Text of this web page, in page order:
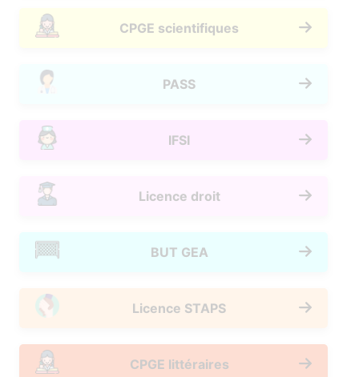
CPGE scientifiques
PASS
IFSI
Licence droit
BUT GEA
Licence STAPS
CPGE littéraires